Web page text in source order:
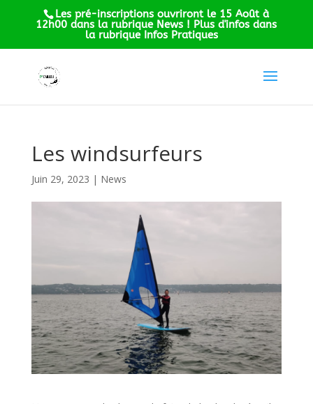
Les pré-inscriptions ouvriront le 15 Août à
12h00 dans la rubrique News ! Plus d'infos dans
la rubrique Infos Pratiques
Les windsurfeurs
Juin 29, 2023 | News